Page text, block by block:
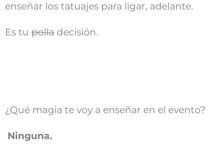
enseñar los tatuajes para ligar, adelante.
Es tu polla decisión.
¿Qué magia te voy a enseñar en el evento?
Ninguna.